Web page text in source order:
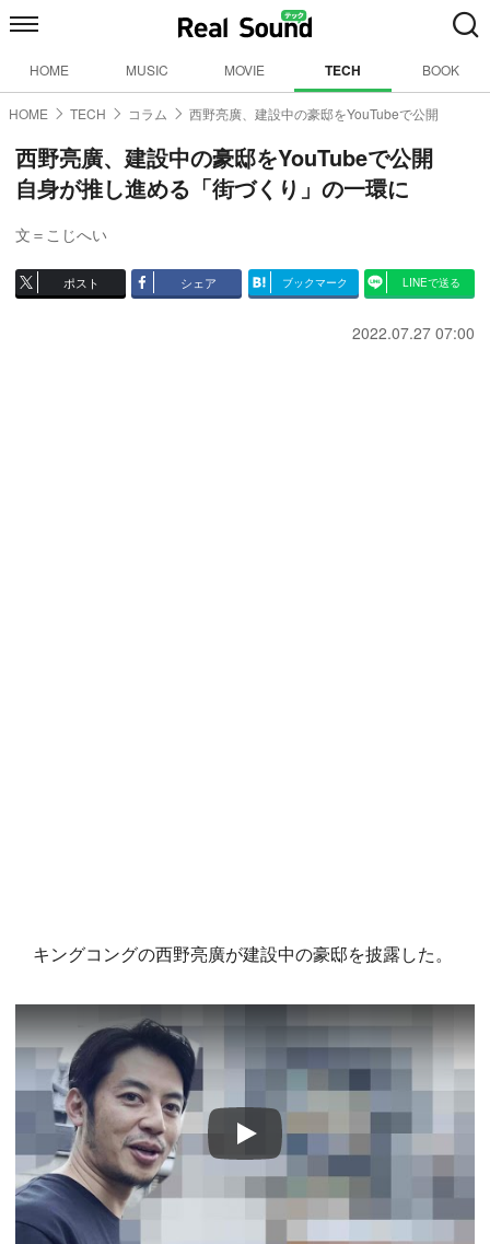
HOME MUSIC MOVIE TECH BOOK
HOME TECH コラム 西野亮廣、建設中の豪邸をYouTubeで公開
西野亮廣、建設中の豪邸をYouTubeで公開
自身が推し進める「街づくり」の一環に
文＝こじへい
ポスト シェア ブックマーク LINEで送る
2022.07.27 07:00
キングコングの西野亮廣が建設中の豪邸を披露した。
Play